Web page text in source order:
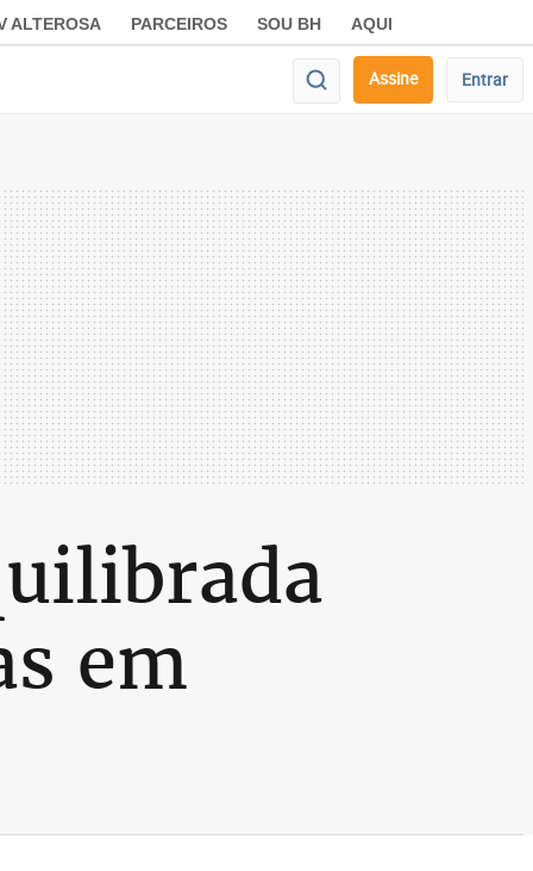
ALTEROSA PARCEIROS SOU BH AQUI
Assine Entrar
em